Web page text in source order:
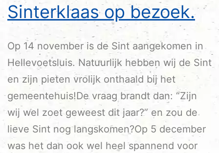
Sinterklaas op bezoek.
Op 14 november is de Sint aangekomen in
Hellevoetsluis. Natuurlijk hebben wij de Sint
en zijn pieten vrolijk onthaald bij het
gemeentehuis!De vraag brandt dan: “Zijn
wij wel zoet geweest dit jaar?” en zou de
lieve Sint nog langskomen?Op 5 december
was het dan ook wel heel spannend voor